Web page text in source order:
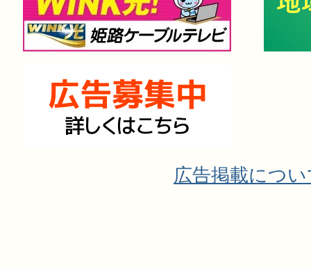
広告掲載につ